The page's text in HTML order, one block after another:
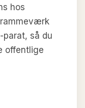
hos
parat, så du
offentlige